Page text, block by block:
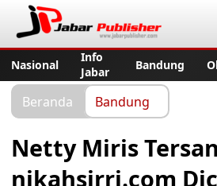
Nasional
Info
Jabar
Bandung
Beranda Bandung
Netty Miris
nikahsirri.com